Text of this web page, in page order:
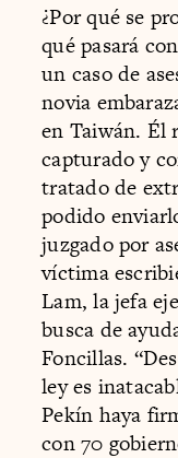
¿Por qué se
qué pasará
un caso de
novia
en Taiwán. Él
capturado y
tratado de
podido
juzgado por
víctima
Lam, la jefa
busca de
Foncillas.
ley es
Pekín haya
con 70